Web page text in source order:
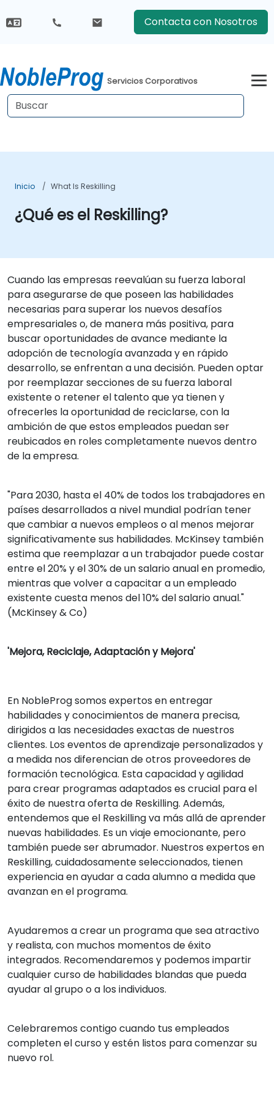
Contacta con Nosotros
Servicios Corporativos
Inicio What Is Reskilling
¿Qué es el Reskilling?
Cuando las empresas reevalúan su fuerza laboral
para asegurarse de que poseen las habilidades
necesarias para superar los nuevos desafíos
empresariales o, de manera más positiva, para
buscar oportunidades de avance mediante la
adopción de tecnología avanzada y en rápido
desarrollo, se enfrentan a una decisión. Pueden optar
por reemplazar secciones de su fuerza laboral
existente o retener el talento que ya tienen y
ofrecerles la oportunidad de reciclarse, con la
ambición de que estos empleados puedan ser
reubicados en roles completamente nuevos dentro
de la empresa.
"Para 2030, hasta el 40% de todos los trabajadores en
países desarrollados a nivel mundial podrían tener
que cambiar a nuevos empleos o al menos mejorar
significativamente sus habilidades. McKinsey también
estima que reemplazar a un trabajador puede costar
entre el 20% y el 30% de un salario anual en promedio,
mientras que volver a capacitar a un empleado
existente cuesta menos del 10% del salario anual."
(McKinsey & Co)
'Mejora, Reciclaje, Adaptación y Mejora'
En NobleProg somos expertos en entregar
habilidades y conocimientos de manera precisa,
dirigidos a las necesidades exactas de nuestros
clientes. Los eventos de aprendizaje personalizados y
a medida nos diferencian de otros proveedores de
formación tecnológica. Esta capacidad y agilidad
para crear programas adaptados es crucial para el
éxito de nuestra oferta de Reskilling. Además,
entendemos que el Reskilling va más allá de aprender
nuevas habilidades. Es un viaje emocionante, pero
también puede ser abrumador. Nuestros expertos en
Reskilling, cuidadosamente seleccionados, tienen
experiencia en ayudar a cada alumno a medida que
avanzan en el programa.
Ayudaremos a crear un programa que sea atractivo
y realista, con muchos momentos de éxito
integrados. Recomendaremos y podemos impartir
cualquier curso de habilidades blandas que pueda
ayudar al grupo o a los individuos.
Celebraremos contigo cuando tus empleados
completen el curso y estén listos para comenzar su
nuevo rol.